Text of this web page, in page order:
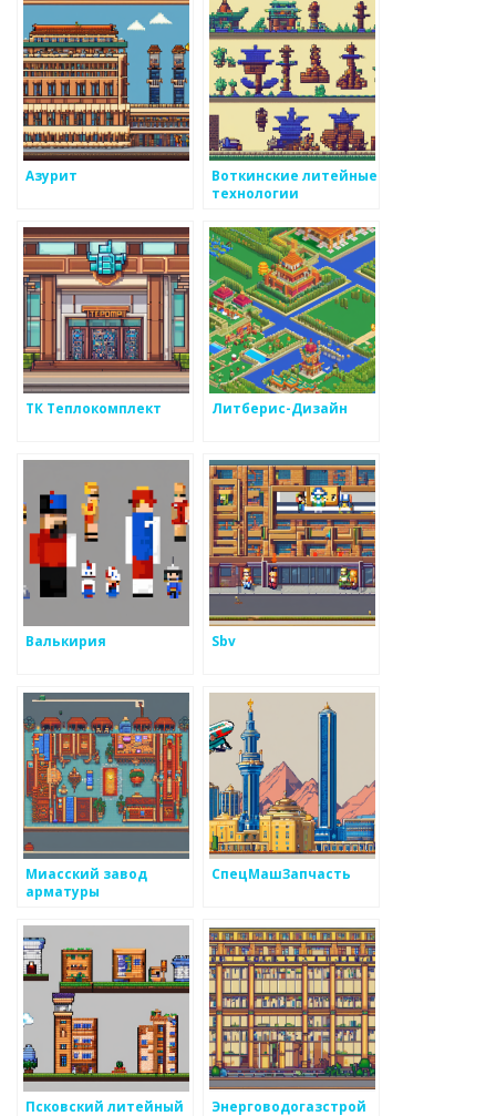
Азурит
Воткинские литейные
технологии
ТК Теплокомплект Литберис-Дизайн
Валькирия Sbv
Миасский завод
арматуры
СпецМашЗапчасть
Псковский литейный
Энерговодогазстрой